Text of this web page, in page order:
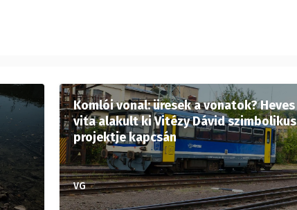
Komlói vonal: üresek a vonatok? Heves
vita alakult ki Vitézy Dávid szimbolikus
projektje kapcsán
VG